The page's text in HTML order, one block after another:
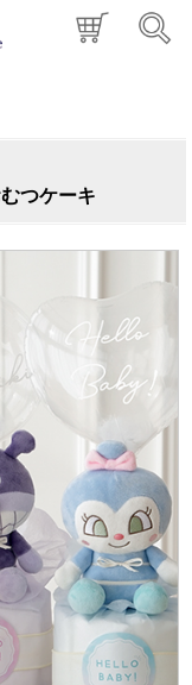
つケーキ